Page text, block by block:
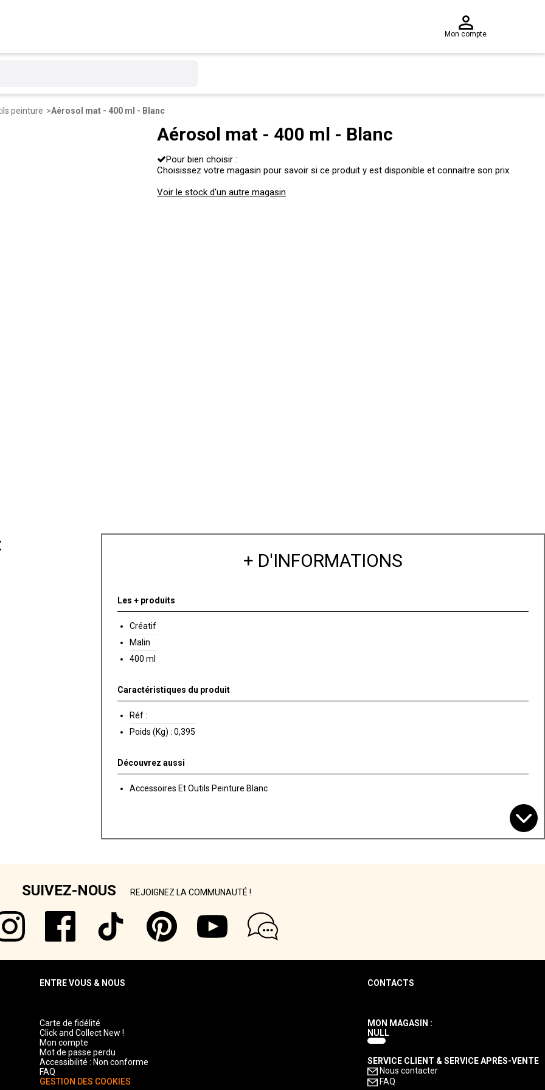
Mon compte
peinture Aérosol mat - 400 ml - Blanc
Aérosol mat - 400 ml - Blanc
Pour bien choisir :
Choisissez votre magasin pour savoir si ce produit y est disponible et connaitre son prix.
Voir le stock d'un autre magasin
+ D'INFORMATIONS
Les + produits
Créatif
Malin
400 ml
Caractéristiques du produit
Réf :
Poids (Kg) : 0,395
Découvrez aussi
Accessoires Et Outils Peinture Blanc
SUIVEZ-NOUS REJOIGNEZ LA COMMUNAUTÉ !
ENTRE VOUS & NOUS
Carte de fidélité
Click and Collect New !
Mon compte
Mot de passe perdu
Accessibilité : Non conforme
FAQ
GESTION DES COOKIES
CONTACTS
MON MAGASIN :
NULL
SERVICE CLIENT & SERVICE APRÈS-VENTE
Nous contacter
FAQ